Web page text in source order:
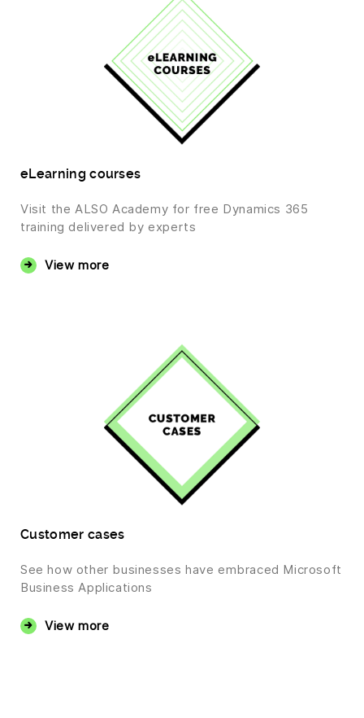
eLearning courses
Visit the ALSO Academy for free Dynamics 365
training delivered by experts
View more
Customer cases
See how other businesses have embraced Microsoft
Business Applications
View more